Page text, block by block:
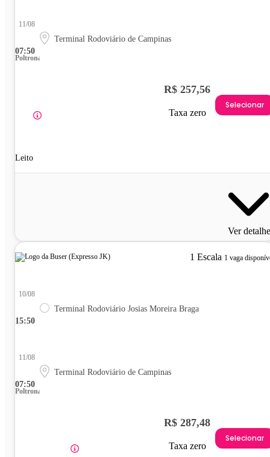
07:50
11/08
Terminal Rodoviário de Campinas
Poltrona
Leito
R$ 257,56
Taxa zero
Selecionar
Ver
1 Escala 1 vaga
15:50
10/08
Terminal Rodoviário Josias Moreira Braga
07:50
11/08
Terminal Rodoviário de Campinas
Poltrona
R$ 287,48
Taxa zero
Selecionar